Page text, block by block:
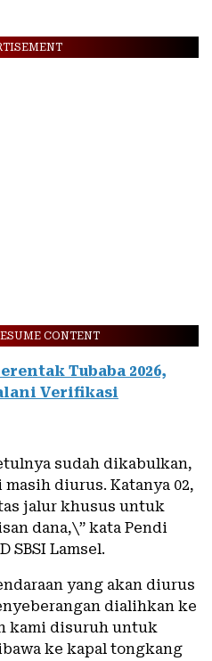
CONTENT
Tubaba 2026,
Verifikasi
sudah dikabulkan,
diurus. Katanya 02,
jalur khusus untuk
dana,\” kata Pendi
SBSI Lamsel.
yang akan diurus
dialihkan ke
kami disuruh untuk
ke kapal tongkang